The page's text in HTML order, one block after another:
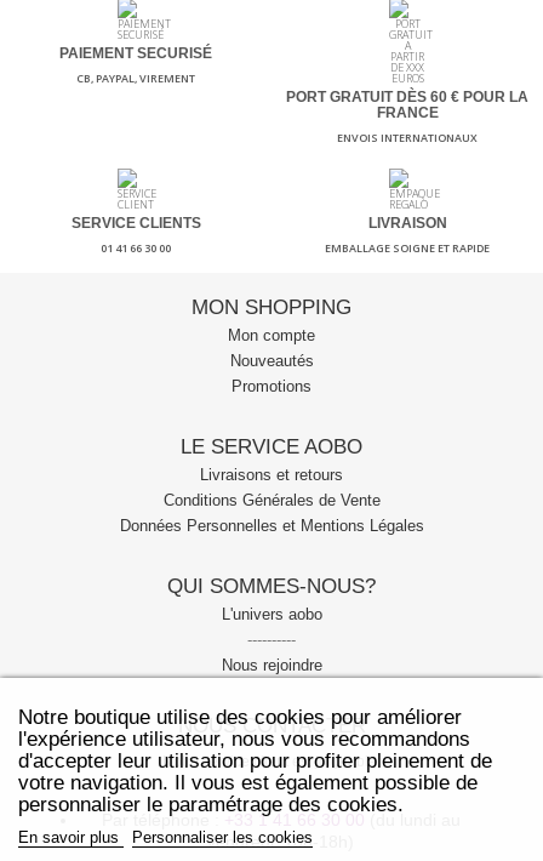
Notre boutique utilise des cookies pour améliorer
l'expérience utilisateur, nous vous recommandons
d'accepter leur utilisation pour profiter pleinement de
votre navigation. Il vous est également possible de
personnaliser le paramétrage des cookies.
En savoir plus Personnaliser les cookies
PAIEMENT SECURISÉ
CB, PAYPAL, VIREMENT
PORT GRATUIT DÈS 60 € POUR LA
FRANCE
ENVOIS INTERNATIONAUX
SERVICE CLIENTS
01 41 66 30 00
LIVRAISON
EMBALLAGE SOIGNE ET RAPIDE
MON SHOPPING
Mon compte
Nouveautés
Promotions
LE SERVICE AOBO
Livraisons et retours
Conditions Générales de Vente
Données Personnelles et Mentions Légales
QUI SOMMES-NOUS?
L'univers aobo
----------
Nous rejoindre
NOUS CONTACTER
Notre service client est joignable:
Par téléphone : +33 1 41 66 30 00
vendredi: 10h-18h)